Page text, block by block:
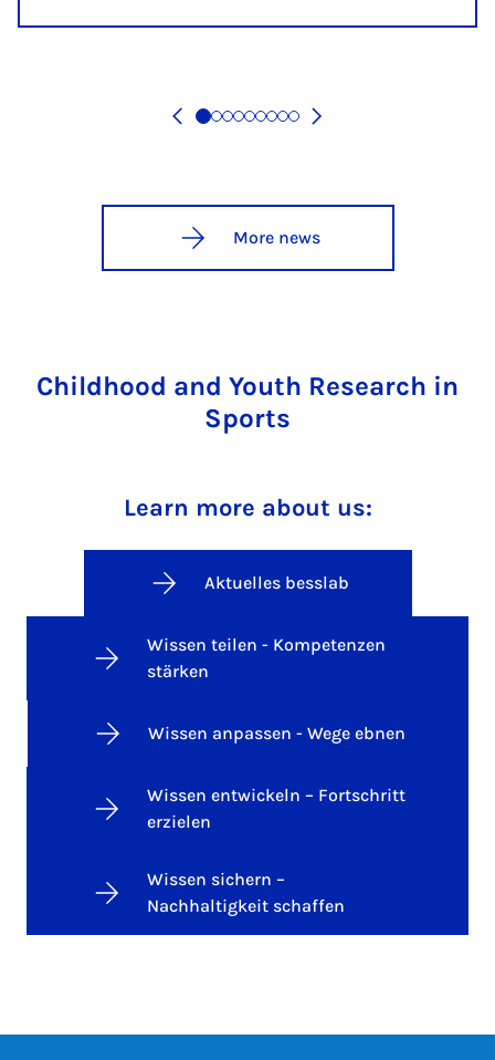
More news
Childhood and Youth Research in
Sports
Learn more about us:
Aktuelles besslab
Wissen teilen - Kompetenzen
stärken
Wissen anpassen - Wege ebnen
Wissen entwickeln – Fortschritt
erzielen
Wissen sichern –
Nachhaltigkeit schaffen